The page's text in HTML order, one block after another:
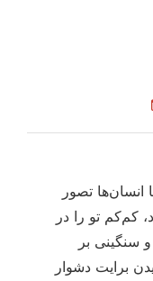
تصور
کم‌کم تو را در
سنگینی بر
برایت دشوار